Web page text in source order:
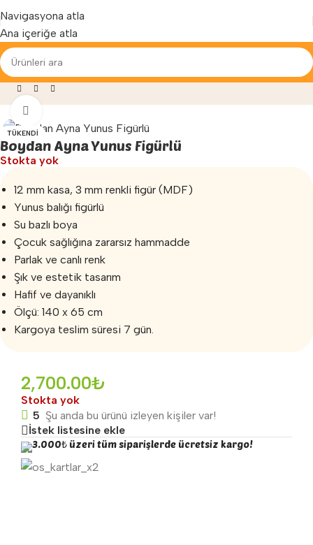
Navigasyona atla
Ana içeriğe atla
Yenilenen arayüzümüz ile hizmetinizdeyiz...
»Banyo Duvar Aynası
TÜKENDI
Boydan Ayna Yunus Figürlü
Stokta yok
12 mm kasa, 3 mm renkli figür (MDF)
Yunus balığı figürlü
Su bazlı boya
Çocuk sağlığına zararsız hammadde
Parlak ve canlı renk
Şık ve estetik tasarım
Hafif ve dayanıklı
Ölçü: 140 x 65 cm
Kargoya teslim süresi 7 gün.
2,700.00₺
Stokta yok
5 Şu anda bu ürünü izleyen kişiler var!
İstek listesine ekle
3.000₺ üzeri tüm siparişlerde ücretsiz kargo!